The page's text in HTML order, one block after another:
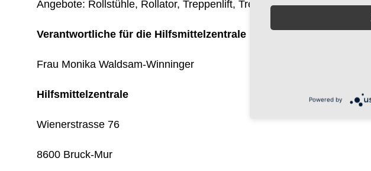
Angebote: Rollstühle, Rollator, Treppenlift, Treppenraupe, Krücken,
Verantwortliche für die Hilfsmittelzentrale und Verwaltung:
Frau Monika Waldsam-Winninger
Hilfsmittelzentrale
Wienerstrasse 76
8600 Bruck-Mur
Powered by